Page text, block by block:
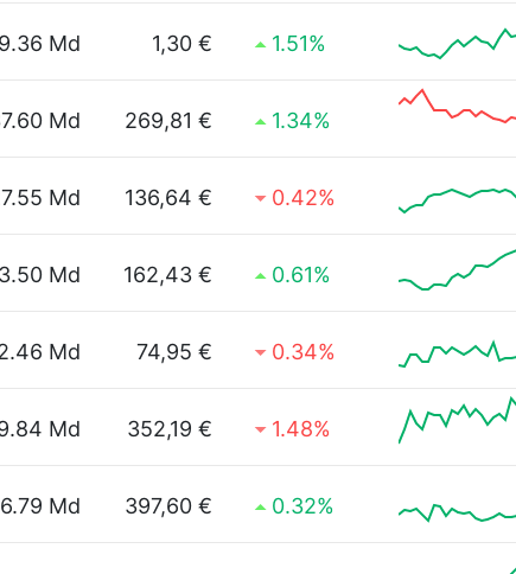
Md 1,30 € 1.51%
Md 269,81 € 1.34%
Md 136,64 € 0.42%
Md 162,43 € 0.61%
Md 74,95 € 0.34%
Md 352,19 € 1.48%
Md 397,60 € 0.32%